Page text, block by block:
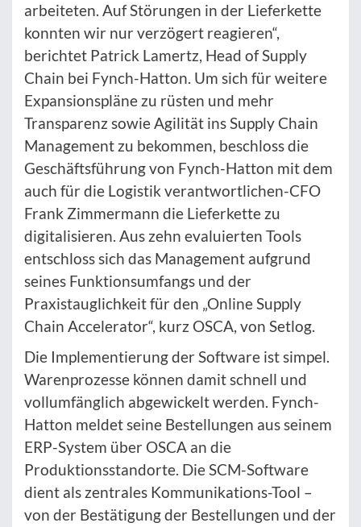
arbeiteten. Auf Störungen in der Lieferkette
konnten wir nur verzögert reagieren“,
berichtet Patrick Lamertz, Head of Supply
Chain bei Fynch-Hatton. Um sich für weitere
Expansionspläne zu rüsten und mehr
Transparenz sowie Agilität ins Supply Chain
Management zu bekommen, beschloss die
Geschäftsführung von Fynch-Hatton mit dem
auch für die Logistik verantwortlichen-CFO
Frank Zimmermann die Lieferkette zu
digitalisieren. Aus zehn evaluierten Tools
entschloss sich das Management aufgrund
seines Funktionsumfangs und der
Praxistauglichkeit für den „Online Supply
Chain Accelerator“, kurz OSCA, von Setlog.
Die Implementierung der Software ist simpel.
Warenprozesse können damit schnell und
vollumfänglich abgewickelt werden. Fynch-
Hatton meldet seine Bestellungen aus seinem
ERP-System über OSCA an die
Produktionsstandorte. Die SCM-Software
dient als zentrales Kommunikations-Tool –
von der Bestätigung der Bestellungen und der